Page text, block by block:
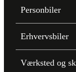
Personbiler
Erhvervsbiler
Værksted og